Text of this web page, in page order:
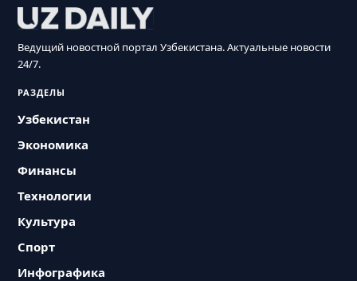
Ведущий новостной портал Узбекистана. Актуальные новости
24/7.
РАЗДЕЛЫ
Узбекистан
Экономика
Финансы
Технологии
Культура
Спорт
Инфографика